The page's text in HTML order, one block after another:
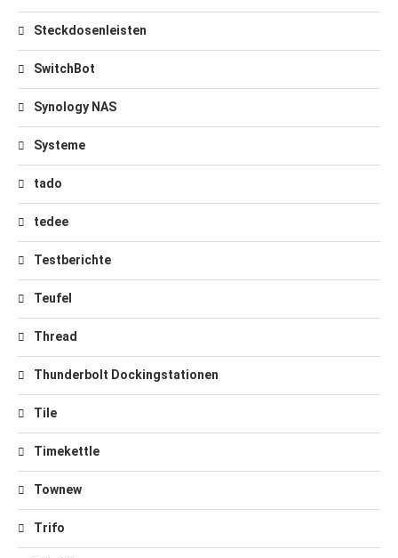
Steckdosenleisten
SwitchBot
Synology NAS
Systeme
tado
tedee
Testberichte
Teufel
Thread
Thunderbolt Dockingstationen
Tile
Timekettle
Townew
Trifo